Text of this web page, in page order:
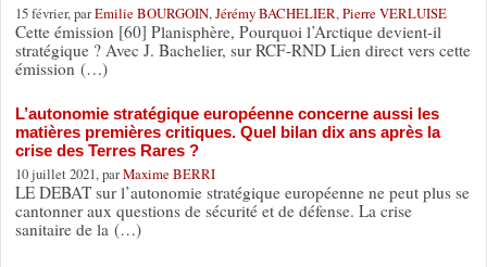
15 février, parEmilie BOURGOIN, Jérémy BACHELIER, Pierre VERLUISE
Cette émission [60] Planisphère, Pourquoi l’Arctique devient-il
stratégique ? Avec J. Bachelier, sur RCF-RND Lien direct vers cette
émission (…)
L’autonomie stratégique européenne concerne aussi les
matières premières critiques. Quel bilan dix ans après la
crise des Terres Rares ?
10 juillet 2021, parMaxime BERRI
LE DEBAT sur l’autonomie stratégique européenne ne peut plus se
cantonner aux questions de sécurité et de défense. La crise
sanitaire de la (…)